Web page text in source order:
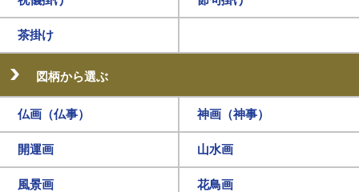
茶掛け
図柄から選ぶ
仏画（仏事） 神画（神事）
開運画 山水画
風景画 花鳥画